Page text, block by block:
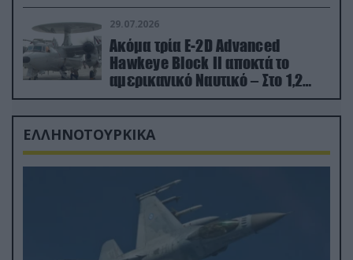
29.07.2026
Ακόμα τρία E-2D Advanced
Hawkeye Block II αποκτά το
αμερικανικό Ναυτικό – Στο 1,2
δισ.δολάρια το κόστος
ΕΛΛΗΝΟΤΟΥΡΚΙΚΑ